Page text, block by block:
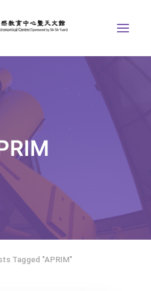
Tagged "APRIM"